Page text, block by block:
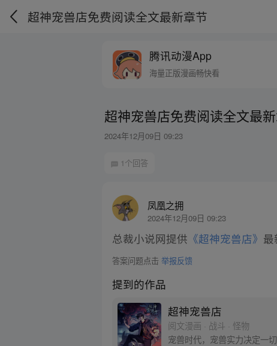
超神宠兽店免费阅读全文最新章节
腾讯动漫App
海量正版漫画畅快看
超神宠兽店免费阅读全文最
2024年12月09日 09:23
1个回答
凤凰之拥
2024年12月09日 09:23
总裁小说网提供 《超神宠兽店》 最
答案问题点击举报反馈
提到的作品
超神宠兽店
阅文漫画 · 战斗 · 怪物
宠兽时代，宠兽实力决定一